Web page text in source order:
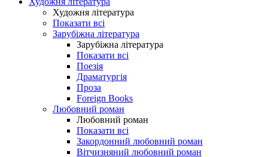
Художня література
Показати всі
Зарубіжна література
Зарубіжна література
Показати всі
Поезія
Драматургія
Проза
Foreign Books
Любовний роман
Любовний роман
Показати всі
Закордонний любовний роман
Вітчизняний любовний роман